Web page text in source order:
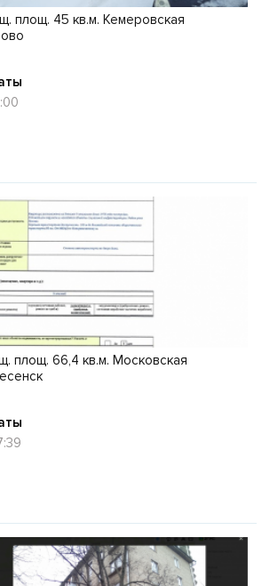
площ. 45 кв.м. Кемеровская
площ. 66,4 кв.м. Московская